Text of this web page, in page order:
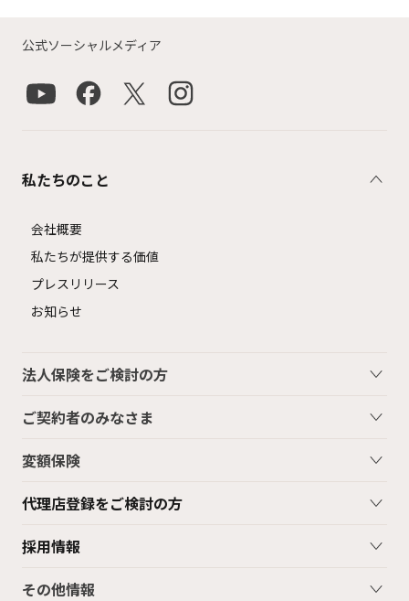
公式ソーシャルメディア
私たちのこと
会社概要
私たちが提供する価値
プレスリリース
お知らせ
法人保険をご検討の方
ご契約者のみなさま
変額保険
代理店登録をご検討の方
採用情報
その他情報